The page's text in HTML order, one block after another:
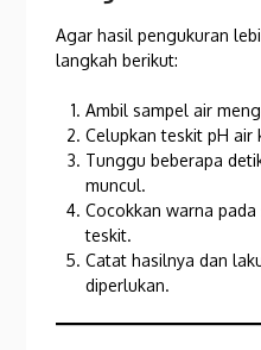
Agar hasil pengukuran
langkah berikut:
Ambil sampel air
Celupkan teskit pH air
Tunggu beberapa
muncul.
Cocokkan warna
teskit.
Catat hasilnya dan
diperlukan.